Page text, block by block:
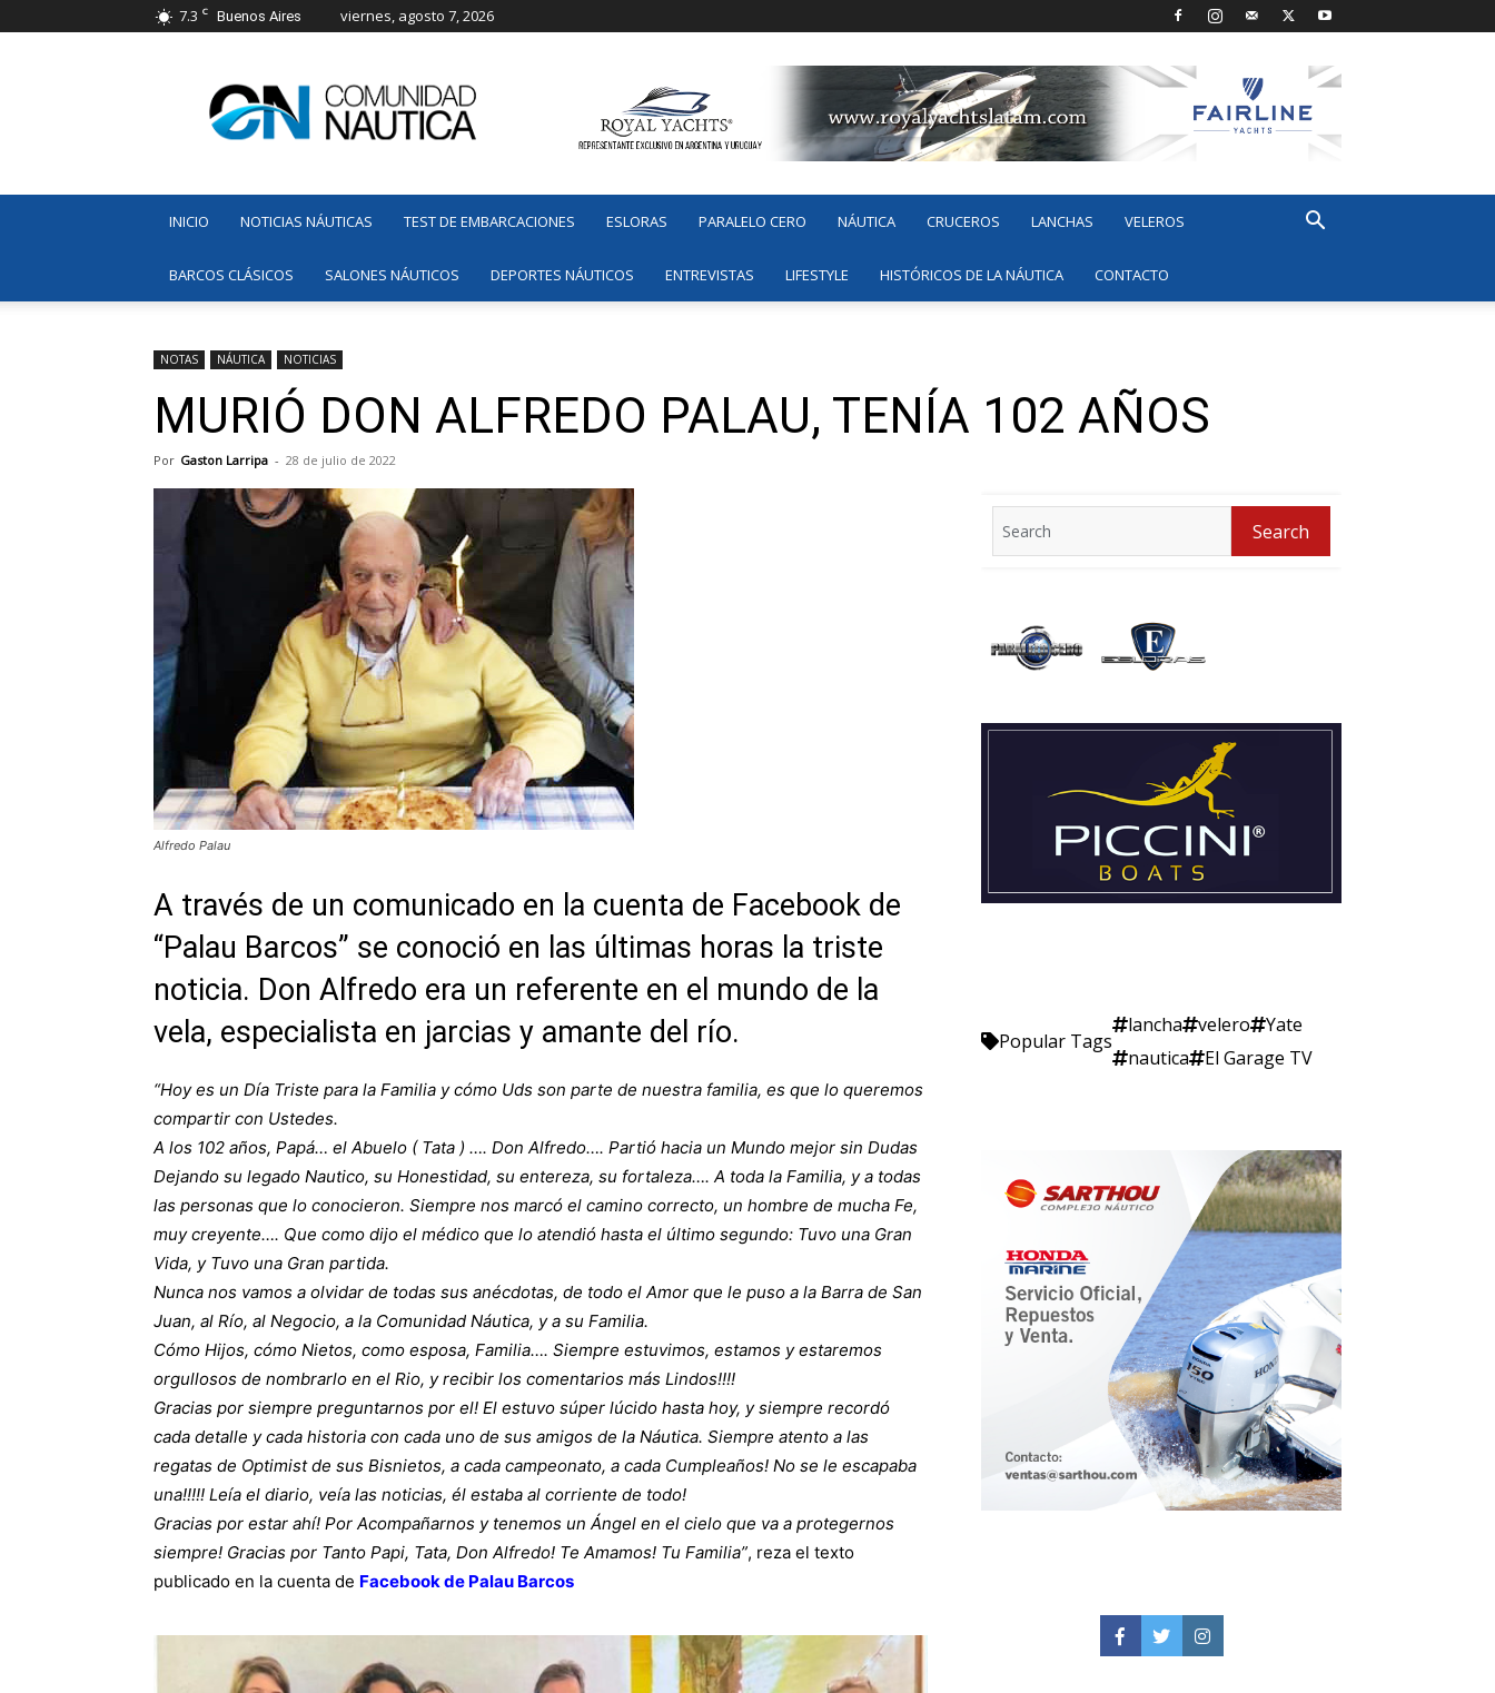
7.3 C Buenos Aires viernes, agosto 7, 2026
Náutica
INICIO NOTICIAS NÁUTICAS TEST DE EMBARCACIONES ESLORAS PARALELO CERO NÁUTICA CRUCEROS LANCHAS VELEROS
BARCOS CLÁSICOS SALONES NÁUTICOS DEPORTES NÁUTICOS ENTREVISTAS LIFESTYLE HISTÓRICOS DE LA NÁUTICA CONTACTO
NOTAS NÁUTICA NOTICIAS
MURIÓ DON ALFREDO PALAU, TENÍA 102 AÑOS
Por Gaston Larripa - 28 de julio de 2022
Alfredo Palau
A través de un comunicado en la cuenta de Facebook de
“Palau Barcos” se conoció en las últimas horas la triste
noticia. Don Alfredo era un referente en el mundo de la
vela, especialista en jarcias y amante del río.
“Hoy es un Día Triste para la Familia y cómo Uds son parte de nuestra familia, es que lo queremos
compartir con Ustedes.
A los 102 años, Papá… el Abuelo ( Tata ) …. Don Alfredo…. Partió hacia un Mundo mejor sin Dudas
Dejando su legado Nautico, su Honestidad, su entereza, su fortaleza…. A toda la Familia, y a todas
las personas que lo conocieron. Siempre nos marcó el camino correcto, un hombre de mucha Fe,
muy creyente…. Que como dijo el médico que lo atendió hasta el último segundo: Tuvo una Gran
Vida, y Tuvo una Gran partida.
Nunca nos vamos a olvidar de todas sus anécdotas, de todo el Amor que le puso a la Barra de San
Juan, al Río, al Negocio, a la Comunidad Náutica, y a su Familia.
Cómo Hijos, cómo Nietos, como esposa, Familia…. Siempre estuvimos, estamos y estaremos
orgullosos de nombrarlo en el Rio, y recibir los comentarios más Lindos!!!!
Gracias por siempre preguntarnos por el! El estuvo súper lúcido hasta hoy, y siempre recordó
cada detalle y cada historia con cada uno de sus amigos de la Náutica. Siempre atento a las
regatas de Optimist de sus Bisnietos, a cada campeonato, a cada Cumpleaños! No se le escapaba
una!!!!! Leía el diario, veía las noticias, él estaba al corriente de todo!
Gracias por estar ahí! Por Acompañarnos y tenemos un Ángel en el cielo que va a protegernos
siempre! Gracias por Tanto Papi, Tata, Don Alfredo! Te Amamos! Tu Familia”, reza el texto
publicado en la cuenta de Facebookde Palau Barcos
for:
Search
Popular Tags
lancha velero
Yate
nautica
El Garage TV
Facebook
TwitterInstagram